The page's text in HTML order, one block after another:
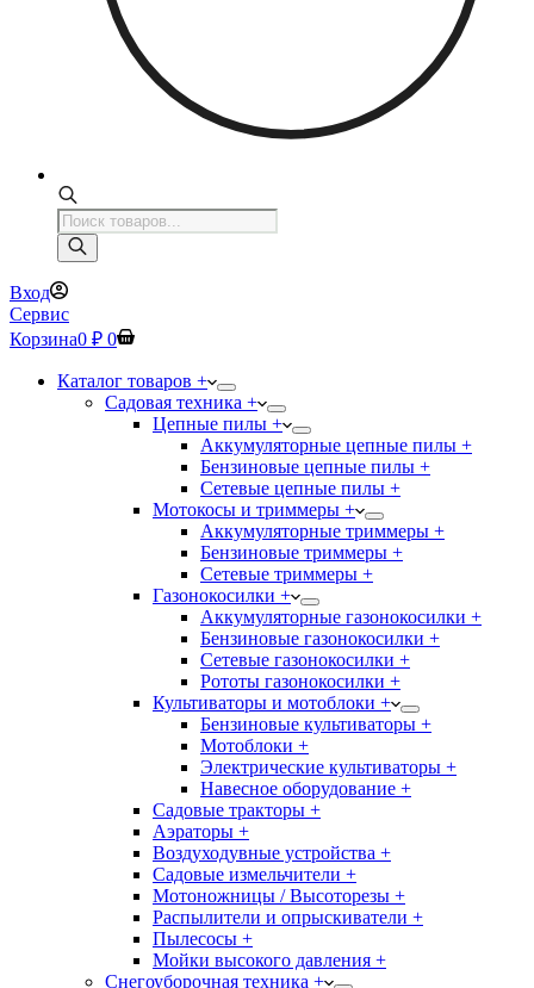
Поиск
товаров
Вход
Сервис
Корзина0 ₽ 0
Каталог товаров +
Садовая техника +
Цепные пилы +
Аккумуляторные цепные пилы +
Бензиновые цепные пилы +
Сетевые цепные пилы +
Мотокосы и триммеры +
Аккумуляторные триммеры +
Бензиновые триммеры +
Сетевые триммеры +
Газонокосилки +
Аккумуляторные газонокосилки +
Бензиновые газонокосилки +
Сетевые газонокосилки +
Рототы газонокосилки +
Культиваторы и мотоблоки +
Бензиновые культиваторы +
Мотоблоки +
Электрические культиваторы +
Навесное оборудование +
Садовые тракторы +
Аэраторы +
Воздуходувные устройства +
Садовые измельчители +
Мотоножницы / Высоторезы +
Распылители и опрыскиватели +
Пылесосы +
Мойки высокого давления +
Снегоуборочная техника +